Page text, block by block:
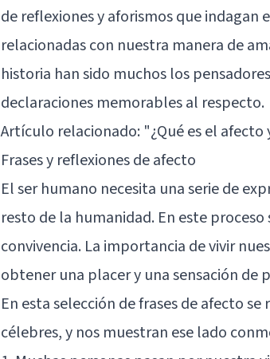
de reflexiones y aforismos que indagan
relacionadas con nuestra manera de
historia han sido muchos los
declaraciones memorables al respecto.
Artículo relacionado: "¿Qué es el
Frases y reflexiones de afecto
El ser humano necesita una serie de
resto de la humanidad. En este
convivencia. La importancia de vivir
obtener una placer y una sensación de
En esta selección de frases de afecto
célebres, y nos muestran ese lado